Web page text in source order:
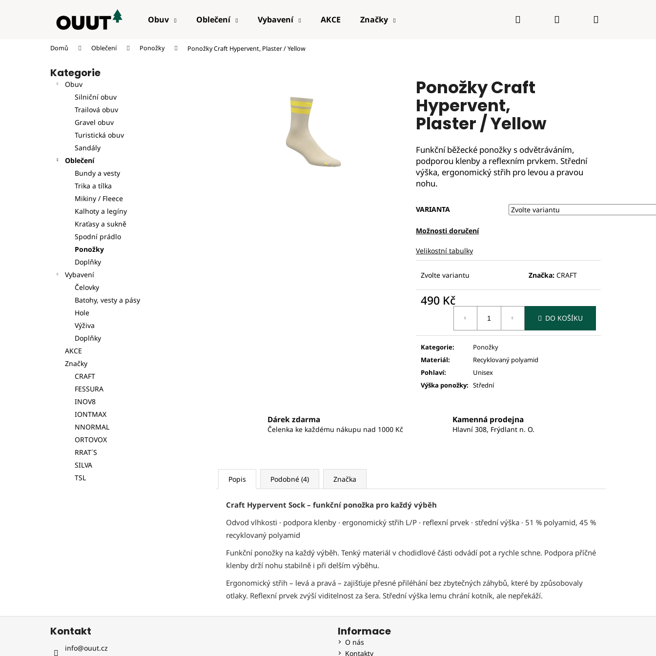
Obuv Oblečení Vybavení AKCE Značky Hledat PřihlášeníNákupní
Domů Oblečení Ponožky Ponožky Craft Hypervent, Plaster / Yellow
Přeskočit
kategorie
Kategorie
Obuv
Silniční obuv
Trailová obuv
Gravel obuv
Turistická obuv
Sandály
Oblečení
Bundy a vesty
Trika a tílka
Mikiny / Fleece
Kalhoty a legíny
Kraťasy a sukně
Spodní prádlo
Ponožky
Doplňky
Vybavení
Čelovky
Batohy, vesty a pásy
Hole
Výživa
Doplňky
AKCE
Značky
CRAFT
FESSURA
INOV8
IONTMAX
NNORMAL
ORTOVOX
RRAT´S
SILVA
TSL
Ponožky Craft
Hypervent,
Plaster / Yellow
Funkční běžecké ponožky s odvětráváním,
podporou klenby a reflexním prvkem. Střední
výška, ergonomický střih pro levou a pravou
nohu.
VARIANTA
Možnosti doručení
Velikostní tabulky
Zvolte variantu Značka: CRAFT
490 Kč
DO KOŠÍKU
Kategorie:
Ponožky
Materiál:
Recyklovaný polyamid
Pohlaví:
Unisex
Výška ponožky: Střední
Dárek zdarma
Čelenka ke každému nákupu nad 1000 Kč
Kamenná prodejna
Hlavní 308, Frýdlant n. O.
Popis Podobné (4) Značka
Craft Hypervent Sock – funkční ponožka pro každý výběh
Odvod vlhkosti · podpora klenby · ergonomický střih L/P · reflexní prvek · střední výška · 51 % polyamid, 45 %
recyklovaný polyamid
Funkční ponožky na každý výběh. Tenký materiál v chodidlové části odvádí pot a rychle schne. Podpora příčné
klenby drží nohu stabilně i při delším výběhu.
Ergonomický střih – levá a pravá – zajišťuje přesné přiléhání bez zbytečných záhybů, které by způsobovaly
otlaky. Reflexní prvek zvýší viditelnost za šera. Střední výška lemu chrání kotník, ale nepřekáží.
Z
Kontakt
info@ouut.cz
Informace
O nás
Kontakty